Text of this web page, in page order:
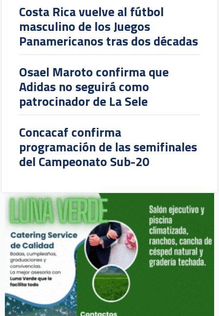
Costa Rica vuelve al fútbol
masculino de los Juegos
Panamericanos tras dos décadas
Osael Maroto confirma que
Adidas no seguirá como
patrocinador de La Sele
Concacaf confirma
programación de las semifinales
del Campeonato Sub-20